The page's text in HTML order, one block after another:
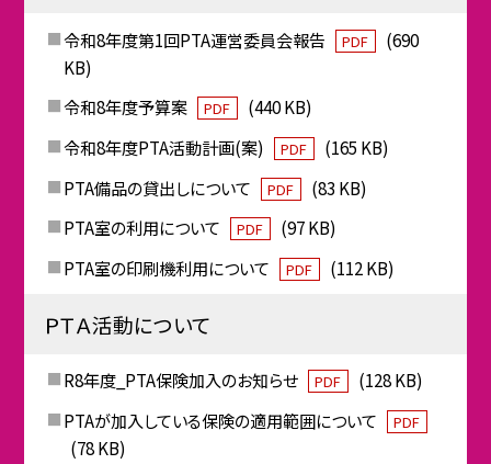
令和8年度第1回PTA運営委員会報告 PDF
(690
KB)
令和8年度予算案
PDF
(440 KB)
令和8年度PTA活動計画(案)
PDF
(165 KB)
PTA備品の貸出しについて
PDF
(83 KB)
PTA室の利用について
PDF
(97 KB)
PTA室の印刷機利用について
PDF (112 KB)
ＰＴＡ活動について
R8年度_PTA保険加入のお知らせ PDF
(128 KB)
PTAが加入している保険の適用範囲について
PDF
(78 KB)